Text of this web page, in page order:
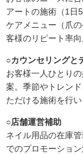
アートの施術（1日
ケアメニュー（爪
客様のリピート率向
○カウンセリングと
お客様一人ひとり
案。季節やトレン
ただける施術を行い
○店舗運営補助
ネイル用品の在庫
でのプロモーショ